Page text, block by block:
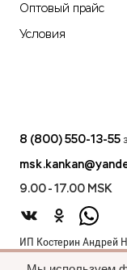
Оптовый прайс
Условия
8 (800) 550-13-55
9.00 - 17.00 MSK
ИП Костерин Андрей